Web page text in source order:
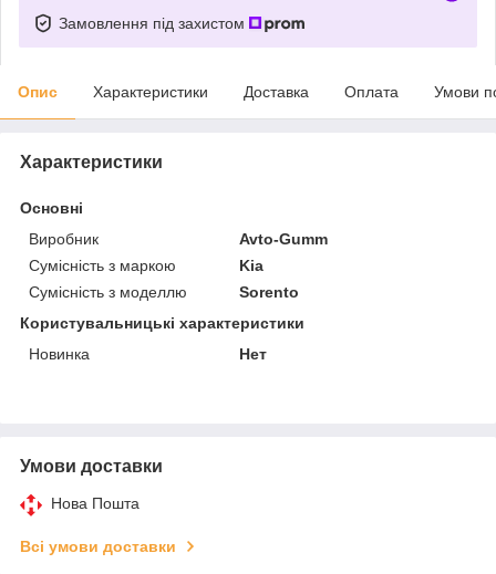
Замовлення під захистом
Опис Характеристики Доставка Оплата Умови
Характеристики
Основні
Виробник
Avto-Gumm
Сумісність з маркою
Kia
Сумісність з моделлю
Sorento
Користувальницькі характеристики
Новинка
Нет
Умови доставки
Нова Пошта
Всі умови доставки